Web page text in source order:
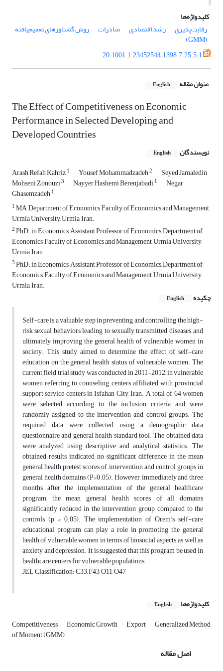
کلیدواژه‌ها
رقابت‌پذیری
رشد اقتصادی صادرات روش گشتاورهای تعمیم‌یافته
(GMM)
20.1001.1.23452544.1398.7.25.5.1
عنوان مقاله English
The Effect of Competitiveness on Economic
Performance in Selected Developing and
Developed Countries
نویسندگان English
Arash Refah Kahriz1 Yousef Mohammadzadeh2 Seyed Jamaledin
Mohseni Zonouzi3 Nayyer Hashemi Berenjabadi1 Negar
Ghasemzadeh1
1MA, Department of Economics, Faculty of Economics and Management,
Urmia University, Urmia, Iran.
2PhD. in Economics, Assistant Professor of Economics, Department of
Economics, Faculty of Economics and Management, Urmia University,
Urmia, Iran.
3PhD. in Economics, Assistant Professor of Economics, Department of
Economics, Faculty of Economics and Management, Urmia University,
Urmia, Iran.
چکیده
English
Self-care is a valuable step in preventing and controlling the high-
risk sexual behaviors leading to sexually transmitted diseases, and
ultimately improving the general health of vulnerable women in
society. This study aimed to determine the effect of self-care
education on the general health status of vulnerable women. The
current field trial study was conducted in 2011-2012, in vulnerable
women referring to counseling centers affiliated with provincial
support service centers in Isfahan City, Iran. A total of 64 women
were selected according to the inclusion criteria and were
randomly assigned to the intervention and control groups. The
required data were collected using a demographic data
questionnaire and general health standard tool. The obtained data
were analyzed using descriptive and analytical statistics. The
obtained results indicated no significant difference in the mean
general health pretest scores of intervention and control groups in
general health domains (P>0.05). However, immediately and three
months after the implementation of the general healthcare
program, the mean general health scores of all domains
significantly reduced in the intervention group, compared to the
controls (p < 0.05). The implementation of Orem’s self-care
educational program can play a role in promoting the general
health of vulnerable women in terms of biosocial aspects, as well as
anxiety and depression. It is suggested that this program be used in
healthcare centers for vulnerable populations.
JEL Classification: C33, F43, O11, O47
کلیدواژه‌ها English
Competitiveness Economic Growth Export Generalized Method
of Moment (GMM)
اصل مقاله